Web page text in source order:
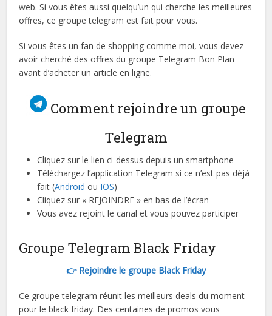
web. Si vous êtes aussi quelqu’un qui cherche les meilleures
offres, ce groupe telegram est fait pour vous.
Si vous êtes un fan de shopping comme moi, vous devez
avoir cherché des offres du groupe Telegram Bon Plan
avant d’acheter un article en ligne.
Comment rejoindre un groupe
Telegram
Cliquez sur le lien ci-dessus depuis un smartphone
Téléchargez l’application Telegram si ce n’est pas déjà
fait (Android ou IOS)
Cliquez sur « REJOINDRE » en bas de l’écran
Vous avez rejoint le canal et vous pouvez participer
Groupe Telegram Black Friday
👉 Rejoindre le groupe Black Friday
Ce groupe telegram réunit les meilleurs deals du moment
pour le black friday. Des centaines de promos vous